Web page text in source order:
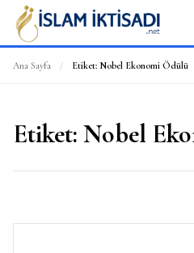
Ana Sayfa / Etiket: Nobel Ekonomi Ödülü
Etiket: Nobel